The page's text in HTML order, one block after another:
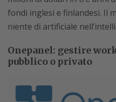
fondi inglesi e finlandesi. Il
niente di artificiale
Onepanel: gestire
pubblico o privato